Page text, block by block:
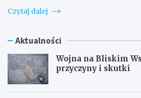
Czytaj dalej
Aktualności
Wojna na Bliskim
przyczyny i skutki